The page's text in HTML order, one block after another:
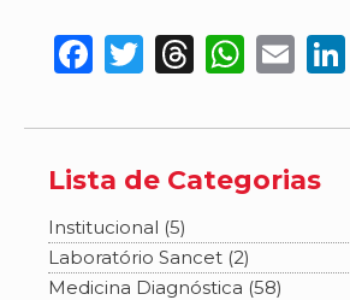
Facebook
Twitter
Threads
Lista de Categorias
Institucional (5)
Laboratório Sancet (2)
Medicina Diagnóstica (58)